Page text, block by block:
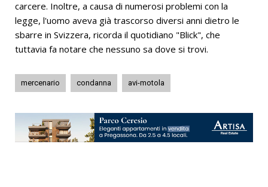
carcere. Inoltre, a causa di numerosi problemi con la
legge, l'uomo aveva già trascorso diversi anni dietro le
sbarre in Svizzera, ricorda il quotidiano "Blick", che
tuttavia fa notare che nessuno sa dove si trovi.
mercenario condanna avi-motola